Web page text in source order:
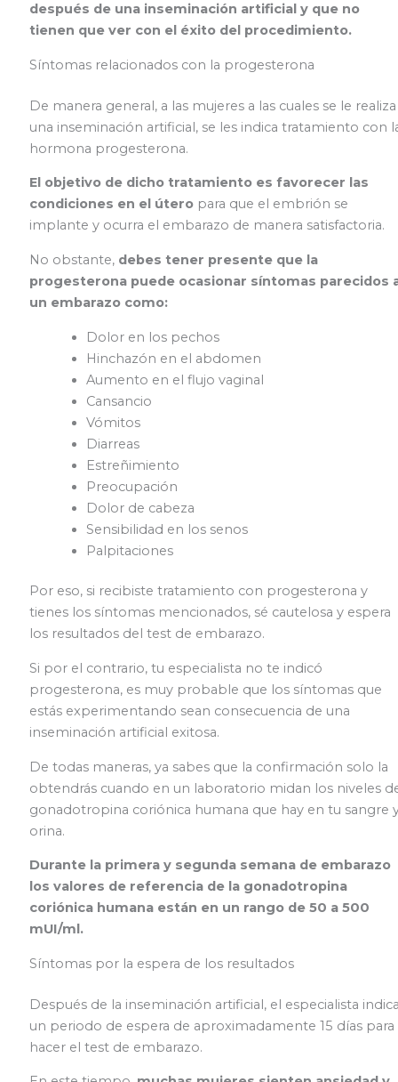
después de una inseminación artificial y que no
tienen que ver con el éxito del procedimiento.
Síntomas relacionados con la progesterona
De manera general, a las mujeres a las cuales se le realiza
una inseminación artificial, se les indica tratamiento con
hormona progesterona.
El objetivo de dicho tratamiento es favorecer las
condiciones en el úteropara que el embrión se
implante y ocurra el embarazo de manera satisfactoria.
No obstante, debes tener presente que la
progesterona puede ocasionar síntomas parecidos
un embarazo como:
Dolor en los pechos
Hinchazón en el abdomen
Aumento en el flujo vaginal
Cansancio
Vómitos
Diarreas
Estreñimiento
Preocupación
Dolor de cabeza
Sensibilidad en los senos
Palpitaciones
Por eso, si recibiste tratamiento con progesterona y
tienes los síntomas mencionados, sé cautelosa y espera
los resultados del test de embarazo.
Si por el contrario, tu especialista no te indicó
progesterona, es muy probable que los síntomas que
estás experimentando sean consecuencia de una
inseminación artificial exitosa.
De todas maneras, ya sabes que la confirmación solo la
obtendrás cuando en un laboratorio midan los niveles
gonadotropina coriónica humana que hay en tu sangre
orina.
Durante la primera y segunda semana de embarazo
los valores de referencia de la gonadotropina
coriónica humana están en un rango de 50 a 500
mUI/ml.
Síntomas por la espera de los resultados
Después de la inseminación artificial, el especialista
un periodo de espera de aproximadamente 15 días para
hacer el test de embarazo.